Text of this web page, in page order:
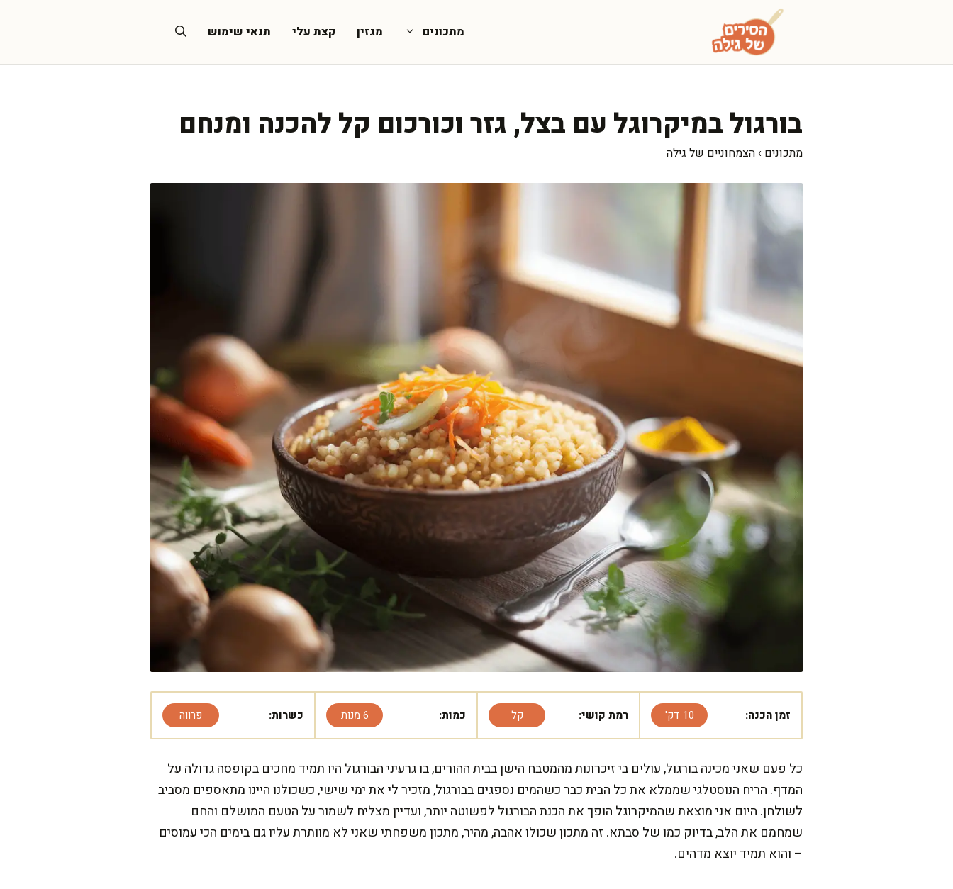
מתכונים מגזין קצת עלי תנאי שימוש
בורגול במיקרוגל עם בצל, גזר וכורכום קל להכנה ומנחם
מתכונים › הצמחוניים של גילה
זמן הכנה: 10 דק' רמת קושי: קל כמות: 6 מנות כשרות: פרווה
כל פעם שאני מכינה בורגול, עולים בי זיכרונות מהמטבח הישן בבית ההורים, בו גרעיני הבורגול היו תמיד מחכים בקופסה גדולה על
המדף. הריח הנוסטלגי שממלא את כל הבית כבר כשהמים נספגים בבורגול, מזכיר לי את ימי שישי, כשכולנו היינו מתאספים מסביב
לשולחן. היום אני מוצאת שהמיקרוגל הופך את הכנת הבורגול לפשוטה יותר, ועדיין מצליח לשמור על הטעם המושלם והחם
שמחמם את הלב, בדיוק כמו של סבתא. זה מתכון שכולו אהבה, מהיר, מתכון משפחתי שאני לא מוותרת עליו גם בימים הכי עמוסים
– והוא תמיד יוצא מדהים.